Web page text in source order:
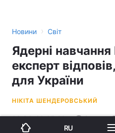
Новини › Світ
Ядерні навчання
експерт
для України
НІКІТА ШЕНДЕРОВСЬКИЙ
09:34, 20.05.26 2 хв.
RU